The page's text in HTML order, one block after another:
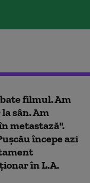
filmul. Am
sân. Am
metastază".
începe azi
în L.A.